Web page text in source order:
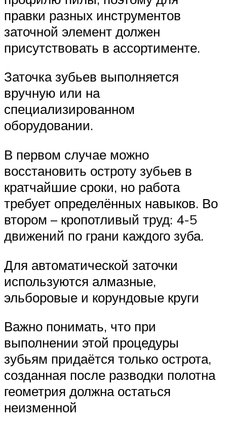
правки разных инструментов
заточной элемент должен
присутствовать в ассортименте.
Заточка зубьев выполняется
вручную или на
специализированном
оборудовании.
В первом случае можно
восстановить остроту зубьев в
кратчайшие сроки, но работа
требует определённых навыков. Во
втором – кропотливый труд: 4-5
движений по грани каждого зуба.
Для автоматической заточки
используются алмазные,
эльборовые и корундовые круги
Важно понимать, что при
выполнении этой процедуры
зубьям придаётся только острота,
созданная после разводки полотна
геометрия должна остаться
неизменной